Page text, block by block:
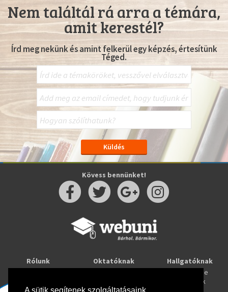
Nem találtál rá arra a témára,
amit kerestél?
Írd meg nekünk és amint felkerül egy képzés, értesítünk
Téged.
Kövess bennünket!
Rólunk
Oktatóknak
Hallgatóknak
Tanulj online
Képzések